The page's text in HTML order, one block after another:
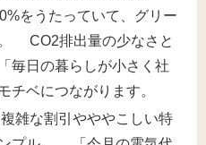
をうたっていて、グリー
CO2排出量の少なさと
毎日の暮らしが小さく社
チベにつながります。
雑な割引やややこしい特